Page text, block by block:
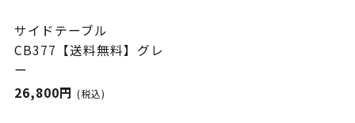
サイドテーブル
CB377【送料無料】グレ
ー
26,800円 (税込)